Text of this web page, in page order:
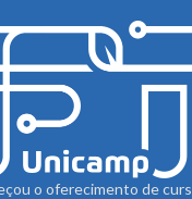
o oferecimento de